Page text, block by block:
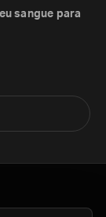
sangue para